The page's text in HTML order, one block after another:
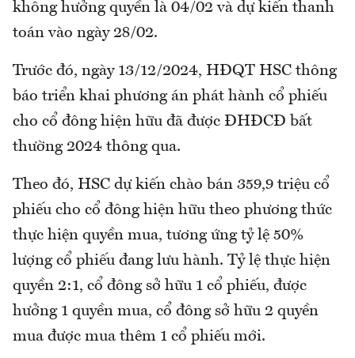
không hưởng quyền là 04/02 và dự kiến thanh
toán vào ngày 28/02.
Trước đó, ngày 13/12/2024, HĐQT HSC thông
báo triển khai phương án phát hành cổ phiếu
cho cổ đông hiện hữu đã được ĐHĐCĐ bất
thường 2024 thông qua.
Theo đó, HSC dự kiến chào bán 359,9 triệu cổ
phiếu cho cổ đông hiện hữu theo phương thức
thực hiện quyền mua, tương ứng tỷ lệ 50%
lượng cổ phiếu đang lưu hành. Tỷ lệ thực hiện
quyền 2:1, cổ đông sở hữu 1 cổ phiếu, được
hưởng 1 quyền mua, cổ đông sở hữu 2 quyền
mua được mua thêm 1 cổ phiếu mới.